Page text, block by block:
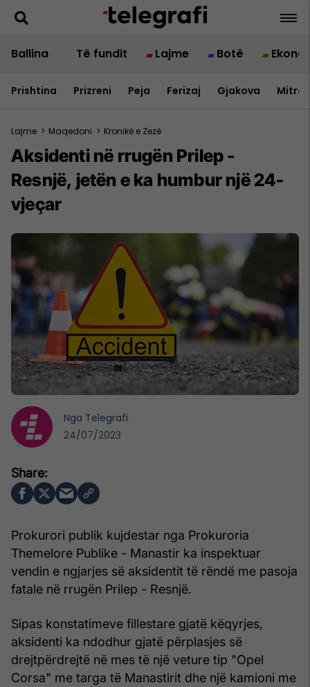
Ballina Të fundit Lajme Botë
Prishtina Prizreni Peja Ferizaj Gjakova
Lajme > Maqedoni > Kronikë e Zezë
Aksidenti në rrugën Prilep -
Resnjë, jetën e ka humbur një 24-
vjeçar
Prokurori publik kujdestar nga Prokuroria
Themelore Publike - Manastir ka inspektuar
vendin e ngjarjes së aksidentit të rëndë me pasoja
fatale në rrugën Prilep - Resnjë.
Sipas konstatimeve fillestare gjatë këqyrjes,
aksidenti ka ndodhur gjatë përplasjes së
drejtpërdrejtë në mes të një veture tip "Opel
Corsa" me targa të Manastirit dhe një kamioni me
Nga Telegrafi
24/07/2023